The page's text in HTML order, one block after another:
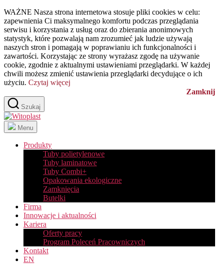
Przejdź
do
treści
WAŻNE Nasza strona internetowa stosuje pliki cookies w celu:
zapewnienia Ci maksymalnego komfortu podczas przeglądania
serwisu i korzystania z usług oraz do zbierania anonimowych
statystyk, które pozwalają nam zrozumieć jak ludzie używają
naszych stron i pomagają w poprawianiu ich funkcjonalności i
zawartości. Korzystając ze strony wyrażasz zgodę na używanie
cookie, zgodnie z aktualnymi ustawieniami przeglądarki. W każdej
chwili możesz zmienić ustawienia przeglądarki decydujące o ich
użyciu. Czytaj więcej
Zamknij
Szukaj
Witoplast
Menu
Produkty
Tuby polietylenowe
Tuby laminatowe
Tuby Combi+
Opakowania ekologiczne
Zamknięcia
Butelki
Firma
Innowacje i aktualności
Kariera
Oferty pracy
Program Poleceń Pracowniczych
Kontakt
EN